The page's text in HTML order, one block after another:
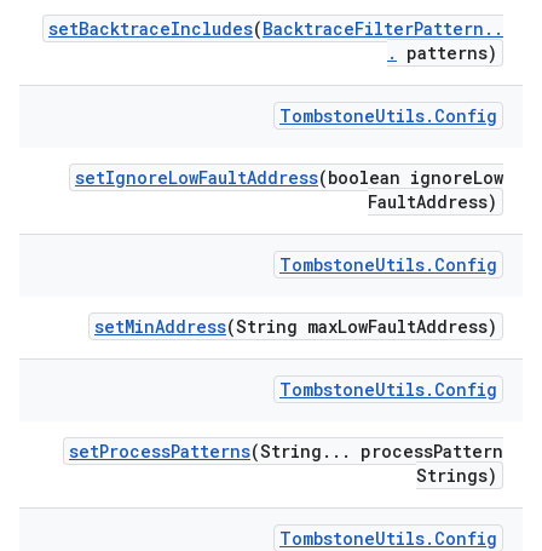
setBacktraceIncludes(BacktraceFilterPattern . .
.
patterns)
TombstoneUtils. Config
setIgnoreLowFaultAddress(boolean ignoreLow
FaultAddress)
TombstoneUtils. Config
setMinAddress(String maxLowFaultAddress)
TombstoneUtils. Config
setProcessPatterns(String . . . processPattern
Strings)
TombstoneUtils. Config